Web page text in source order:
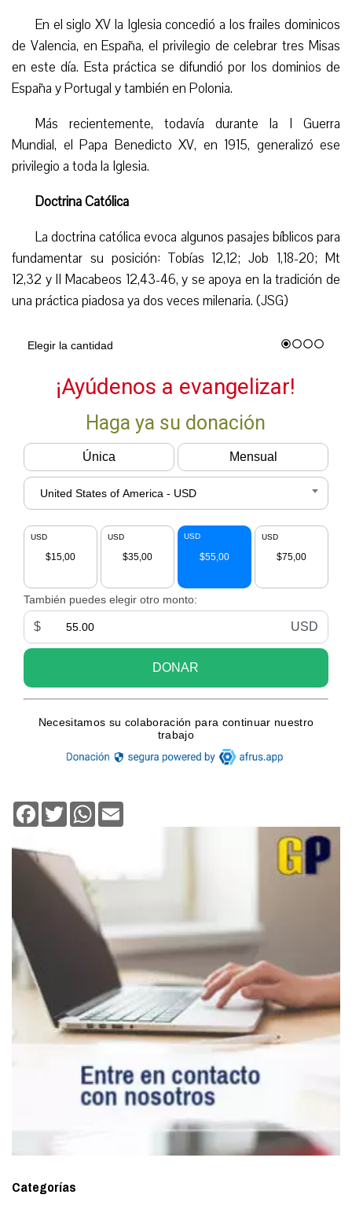
En el siglo XV la Iglesia concedió a los frailes dominicos
de Valencia, en España, el privilegio de celebrar tres Misas
en este día. Esta práctica se difundió por los dominios de
España y Portugal y también en Polonia.
Más recientemente, todavía durante la I Guerra
Mundial, el Papa Benedicto XV, en 1915, generalizó ese
privilegio a toda la Iglesia.
Doctrina Católica
La doctrina católica evoca algunos pasajes bíblicos para
fundamentar su posición: Tobías 12,12; Job 1,18-20; Mt
12,32 y II Macabeos 12,43-46, y se apoya en la tradición de
una práctica piadosa ya dos veces milenaria. (JSG)
Facebook
TwitterWhatsApp
Categorías